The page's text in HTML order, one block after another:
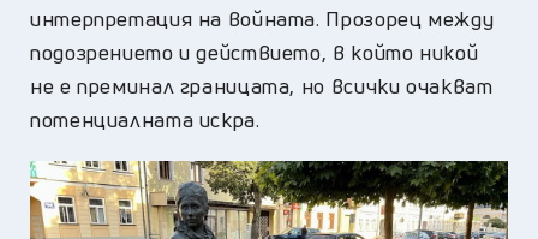
интерпретация на войната. Прозорец между
подозрението и действието, в който никой
не е преминал границата, но всички очакват
потенциалната искра.